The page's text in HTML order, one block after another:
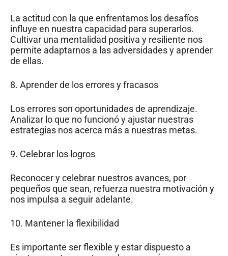
La actitud con la que enfrentamos los desafíos
influye en nuestra capacidad para superarlos.
Cultivar una mentalidad positiva y resiliente nos
permite adaptarnos a las adversidades y aprender
de ellas.
8. Aprender de los errores y fracasos
Los errores son oportunidades de aprendizaje.
Analizar lo que no funcionó y ajustar nuestras
estrategias nos acerca más a nuestras metas.
9. Celebrar los logros
Reconocer y celebrar nuestros avances, por
pequeños que sean, refuerza nuestra motivación y
nos impulsa a seguir adelante.
10. Mantener la flexibilidad
Es importante ser flexible y estar dispuesto a